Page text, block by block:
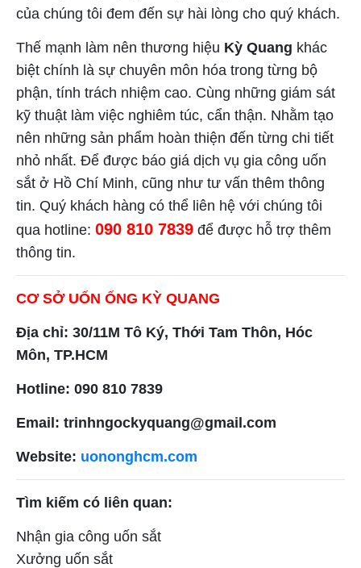
của chúng tôi đem đến sự hài lòng cho quý khách.
Thế mạnh làm nên thương hiệu Kỳ Quang khác
biệt chính là sự chuyên môn hóa trong từng bộ
phận, tính trách nhiệm cao. Cùng những giám sát
kỹ thuật làm việc nghiêm túc, cẩn thận. Nhằm tạo
nên những sản phẩm hoàn thiện đến từng chi tiết
nhỏ nhất. Để được báo giá dịch vụ gia công uốn
sắt ở Hồ Chí Minh, cũng như tư vấn thêm thông
tin. Quý khách hàng có thể liên hệ với chúng tôi
qua hotline: 090 810 7839 để được hỗ trợ thêm
thông tin.
CƠ SỞ UỐN ỐNG KỲ QUANG
Địa chỉ: 30/11M Tô Ký, Thới Tam Thôn, Hóc
Môn, TP.HCM
Hotline: 090 810 7839
Email: trinhngockyquang@gmail.com
Website: uononghcm.com
Tìm kiếm có liên quan:
Nhận gia công uốn sắt
Xưởng uốn sắt